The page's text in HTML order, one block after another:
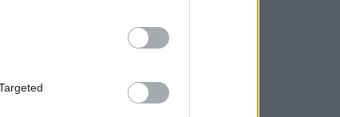
di